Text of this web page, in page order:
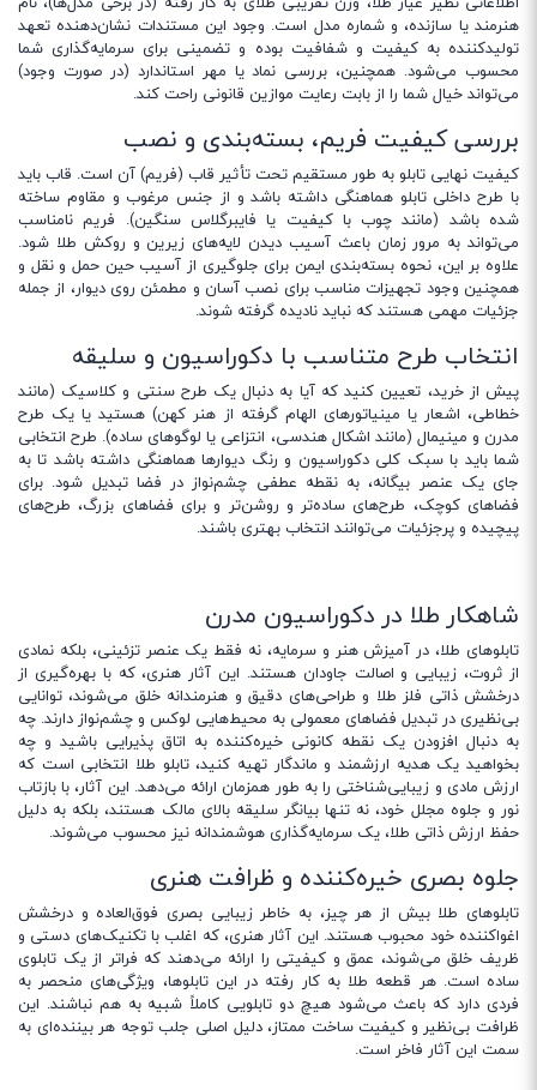
هنرمند یا سازنده، و شماره مدل است. وجود این مستندات نشان‌دهنده تعهد
تولیدکننده به کیفیت و شفافیت بوده و تضمینی برای سرمایه‌گذاری شما
محسوب می‌شود. همچنین، بررسی نماد یا مهر استاندارد (در صورت وجود)
می‌تواند خیال شما را از بابت رعایت موازین قانونی راحت کند.
بررسی کیفیت فریم، بسته‌بندی و نصب
کیفیت نهایی تابلو به طور مستقیم تحت تأثیر قاب (فریم) آن است. قاب باید
با طرح داخلی تابلو هماهنگی داشته باشد و از جنس مرغوب و مقاوم ساخته
شده باشد (مانند چوب با کیفیت یا فایبرگلاس سنگین). فریم نامناسب
می‌تواند به مرور زمان باعث آسیب دیدن لایه‌های زیرین و روکش طلا شود.
علاوه بر این، نحوه بسته‌بندی ایمن برای جلوگیری از آسیب حین حمل و نقل و
همچنین وجود تجهیزات مناسب برای نصب آسان و مطمئن روی دیوار، از جمله
جزئیات مهمی هستند که نباید نادیده گرفته شوند.
انتخاب طرح متناسب با دکوراسیون و سلیقه
پیش از خرید، تعیین کنید که آیا به دنبال یک طرح سنتی و کلاسیک (مانند
خطاطی، اشعار یا مینیاتورهای الهام گرفته از هنر کهن) هستید یا یک طرح
مدرن و مینیمال (مانند اشکال هندسی، انتزاعی یا لوگوهای ساده). طرح انتخابی
شما باید با سبک کلی دکوراسیون و رنگ دیوارها هماهنگی داشته باشد تا به
جای یک عنصر بیگانه، به نقطه عطفی چشم‌نواز در فضا تبدیل شود. برای
فضاهای کوچک، طرح‌های ساده‌تر و روشن‌تر و برای فضاهای بزرگ، طرح‌های
پیچیده و پرجزئیات می‌توانند انتخاب بهتری باشند.
شاهکار طلا در دکوراسیون مدرن
تابلوهای طلا، در آمیزش هنر و سرمایه، نه فقط یک عنصر تزئینی، بلکه نمادی
از ثروت، زیبایی و اصالت جاودان هستند. این آثار هنری، که با بهره‌گیری از
درخشش ذاتی فلز طلا و طراحی‌های دقیق و هنرمندانه خلق می‌شوند، توانایی
بی‌نظیری در تبدیل فضاهای معمولی به محیط‌هایی لوکس و چشم‌نواز دارند. چه
به دنبال افزودن یک نقطه کانونی خیره‌کننده به اتاق پذیرایی باشید و چه
بخواهید یک هدیه ارزشمند و ماندگار تهیه کنید، تابلو طلا انتخابی است که
ارزش مادی و زیبایی‌شناختی را به طور همزمان ارائه می‌دهد. این آثار، با بازتاب
نور و جلوه مجلل خود، نه تنها بیانگر سلیقه بالای مالک هستند، بلکه به دلیل
حفظ ارزش ذاتی طلا، یک سرمایه‌گذاری هوشمندانه نیز محسوب می‌شوند.
جلوه بصری خیره‌کننده و ظرافت هنری
تابلوهای طلا بیش از هر چیز، به خاطر زیبایی بصری فوق‌العاده و درخشش
اغواکننده خود محبوب هستند. این آثار هنری، که اغلب با تکنیک‌های دستی و
ظریف خلق می‌شوند، عمق و کیفیتی را ارائه می‌دهند که فراتر از یک تابلوی
ساده است. هر قطعه طلا به کار رفته در این تابلوها، ویژگی‌های منحصر به
فردی دارد که باعث می‌شود هیچ دو تابلویی کاملاً شبیه به هم نباشند. این
ظرافت بی‌نظیر و کیفیت ساخت ممتاز، دلیل اصلی جلب توجه هر بیننده‌ای به
سمت این آثار فاخر است.